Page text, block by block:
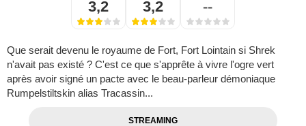
3,2 3,2 --
Que serait devenu le royaume de Fort, Fort Lointain si Shrek
n'avait pas existé ? C'est ce que s'apprête à vivre l'ogre vert
après avoir signé un pacte avec le beau-parleur démoniaque
Rumpelstiltskin alias Tracassin...
STREAMING